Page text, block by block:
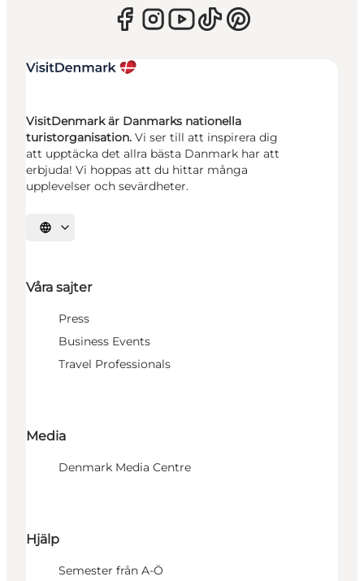
VisitDenmark är Danmarks nationella
turistorganisation. Vi ser till att inspirera dig
att upptäcka det allra bästa Danmark har att
erbjuda! Vi hoppas att du hittar många
upplevelser och sevärdheter.
Välj språk
Våra sajter
Press
Business Events
Travel Professionals
Media
Denmark Media Centre
Hjälp
Semester från A-Ö